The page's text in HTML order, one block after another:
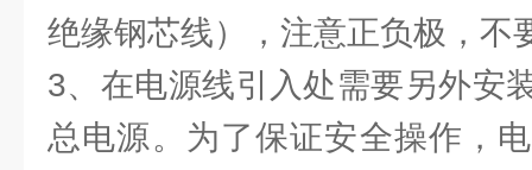
绝缘钢芯线），注意正负极，不
3、在电源线引入处需要另外安
总电源。为了保证安全操作，